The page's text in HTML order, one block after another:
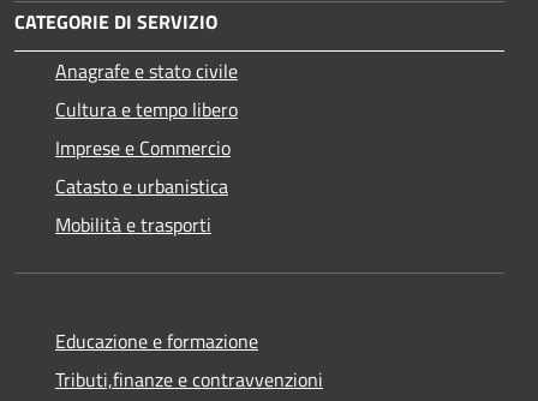
CATEGORIE DI SERVIZIO
Anagrafe e stato civile
Cultura e tempo libero
Imprese e Commercio
Catasto e urbanistica
Mobilità e trasporti
Educazione e formazione
Tributi,finanze e contravvenzioni